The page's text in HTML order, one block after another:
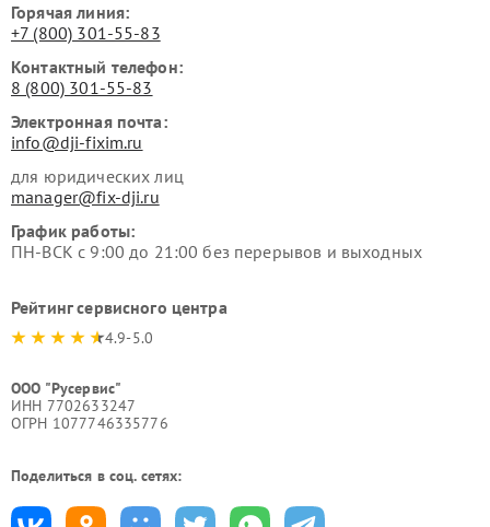
Горячая линия:
+7 (800) 301-55-83
Контактный телефон:
8 (800) 301-55-83
Электронная почта:
info@dji-fixim.ru
для юридических лиц
manager@fix-dji.ru
График работы:
ПН-ВСК с 9:00 до 21:00 без перерывов и выходных
Рейтинг сервисного центра
4.9-5.0
ООО "Русервис"
ИНН 7702633247
ОГРН 1077746335776
Поделиться в соц. сетях: